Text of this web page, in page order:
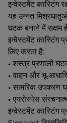
इन्वेस्टमेंट कास्टिंग
यह उन्नत
घटक बनाने में सक्षम
इन्वेस्टमेंट कास्टिंग
लिए करता है:
• शस्त्र प्रणाली
• वाहन और भू-
• सामरिक उपकरण
• एयरोस्पेस
इन्वेस्टमेंट कास्टिंग